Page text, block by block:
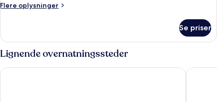
Flere oplysninger
Flere
Se priser
Lignende overnatningssteder
Phi Phi Island Cabana Hotel